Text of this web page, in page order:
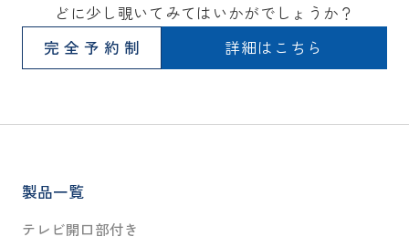
どに少し覗いてみてはいかがでしょうか？
完全予約制
詳細はこちら
製品一覧
テレビ開口部付き